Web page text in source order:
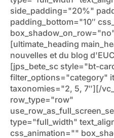
side_padding="20%"
padding_bottom="10″
[ultimate_heading
nouvelles et du blog
[jps_bete_sc style="bt-
filter_options="category"
taxonomies="2, 5, 7″][/
row_type="row"
type="full_width"
css_animation=""